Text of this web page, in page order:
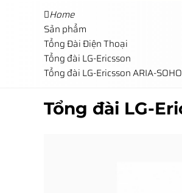
Home
Sản phẩm
Tổng Đài Điện Thoại
Tổng đài LG-Ericsson
Tổng đài LG-Ericsson ARIA-
Tổng đài LG-